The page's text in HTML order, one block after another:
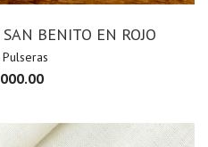
BENITO EN ROJO
Pulseras